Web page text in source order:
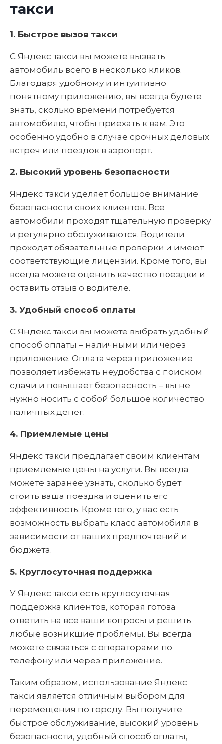
такси
1. Быстрое вызов такси
С Яндекс такси вы можете вызвать
автомобиль всего в несколько кликов.
Благодаря удобному и интуитивно
понятному приложению, вы всегда будете
знать, сколько времени потребуется
автомобилю, чтобы приехать к вам. Это
особенно удобно в случае срочных деловых
встреч или поездок в аэропорт.
2. Высокий уровень безопасности
Яндекс такси уделяет большое внимание
безопасности своих клиентов. Все
автомобили проходят тщательную проверку
и регулярно обслуживаются. Водители
проходят обязательные проверки и имеют
соответствующие лицензии. Кроме того, вы
всегда можете оценить качество поездки и
оставить отзыв о водителе.
3. Удобный способ оплаты
С Яндекс такси вы можете выбрать удобный
способ оплаты – наличными или через
приложение. Оплата через приложение
позволяет избежать неудобства с поиском
сдачи и повышает безопасность – вы не
нужно носить с собой большое количество
наличных денег.
4. Приемлемые цены
Яндекс такси предлагает своим клиентам
приемлемые цены на услуги. Вы всегда
можете заранее узнать, сколько будет
стоить ваша поездка и оценить его
эффективность. Кроме того, у вас есть
возможность выбрать класс автомобиля в
зависимости от ваших предпочтений и
бюджета.
5. Круглосуточная поддержка
У Яндекс такси есть круглосуточная
поддержка клиентов, которая готова
ответить на все ваши вопросы и решить
любые возникшие проблемы. Вы всегда
можете связаться с операторами по
телефону или через приложение.
Таким образом, использование Яндекс
такси является отличным выбором для
перемещения по городу. Вы получите
быстрое обслуживание, высокий уровень
безопасности, удобный способ оплаты,